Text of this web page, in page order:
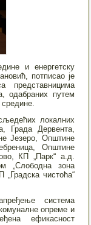
и енергетску
потписао је
представницима
одабраних путем
средине.
локалних
Града Дервента,
Језеро, Општине
Општине
КП „Парк“ а.д.
„Слободна зона
чистоћа“
система
опреме и
ефикасност